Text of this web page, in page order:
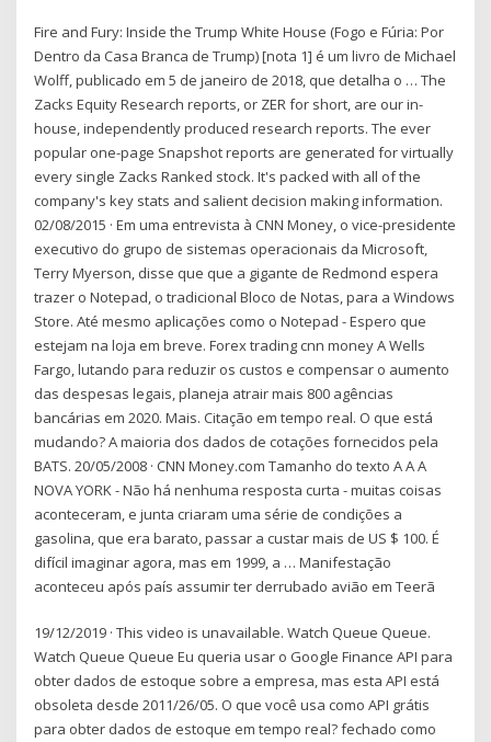
Fire and Fury: Inside the Trump White House (Fogo e Fúria: Por
Dentro da Casa Branca de Trump) [nota 1] é um livro de Michael
Wolff, publicado em 5 de janeiro de 2018, que detalha o … The
Zacks Equity Research reports, or ZER for short, are our in-
house, independently produced research reports. The ever
popular one-page Snapshot reports are generated for virtually
every single Zacks Ranked stock. It's packed with all of the
company's key stats and salient decision making information.
02/08/2015 · Em uma entrevista à CNN Money, o vice-presidente
executivo do grupo de sistemas operacionais da Microsoft,
Terry Myerson, disse que que a gigante de Redmond espera
trazer o Notepad, o tradicional Bloco de Notas, para a Windows
Store. Até mesmo aplicações como o Notepad - Espero que
estejam na loja em breve. Forex trading cnn money A Wells
Fargo, lutando para reduzir os custos e compensar o aumento
das despesas legais, planeja atrair mais 800 agências
bancárias em 2020. Mais. Citação em tempo real. O que está
mudando? A maioria dos dados de cotações fornecidos pela
BATS. 20/05/2008 · CNN Money.com Tamanho do texto A A A
NOVA YORK - Não há nenhuma resposta curta - muitas coisas
aconteceram, e junta criaram uma série de condições a
gasolina, que era barato, passar a custar mais de US $ 100. É
difícil imaginar agora, mas em 1999, a … Manifestação
aconteceu após país assumir ter derrubado avião em Teerã
19/12/2019 · This video is unavailable. Watch Queue Queue.
Watch Queue Queue Eu queria usar o Google Finance API para
obter dados de estoque sobre a empresa, mas esta API está
obsoleta desde 2011/26/05. O que você usa como API grátis
para obter dados de estoque em tempo real? fechado como